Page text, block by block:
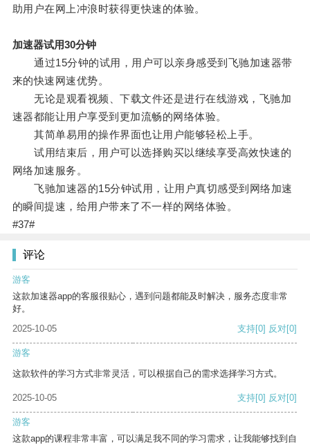
助用户在网上冲浪时获得更快速的体验。
加速器试用30分钟
通过15分钟的试用，用户可以亲身感受到飞驰加速器带
来的快速网速优势。
无论是观看视频、下载文件还是进行在线游戏，飞驰加
速器都能让用户享受到更加流畅的网络体验。
其简单易用的操作界面也让用户能够轻松上手。
试用结束后，用户可以选择购买以继续享受高效快速的
网络加速服务。
飞驰加速器的15分钟试用，让用户真切感受到网络加速
的瞬间提速，给用户带来了不一样的网络体验。
#37#
评论
游客
这款加速器app的客服很贴心，遇到问题都能及时解决，服务态度非常
好。
2025-10-05
支持[0] 反对[0]
游客
这款软件的学习方式非常灵活，可以根据自己的需求选择学习方式。
2025-10-05 支持[0] 反对[0]
游客
这款app的课程非常丰富，可以满足我不同的学习需求，让我能够找到自